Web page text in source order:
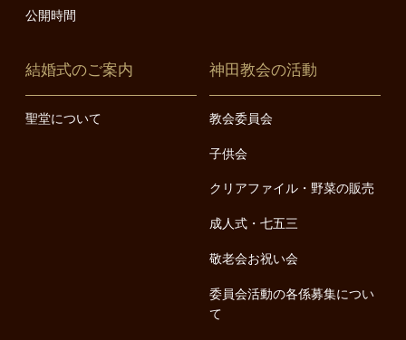
公開時間
結婚式のご案内
聖堂について
神田教会の活動
教会委員会
子供会
クリアファイル・野菜の販売
成人式・七五三
敬老会お祝い会
委員会活動の各係募集につい
て